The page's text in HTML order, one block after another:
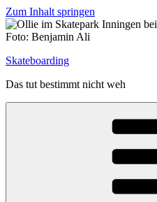
Zum Inhalt springen
Skateboarding
Das tut bestimmt nicht weh